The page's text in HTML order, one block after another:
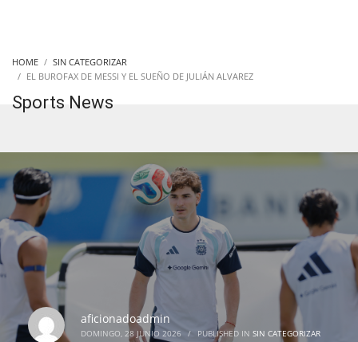
HOME
SIN CATEGORIZAR
EL BUROFAX DE MESSI Y EL SUEÑO DE JULIÁN ALVAREZ
Sports News
aficionadoadmin
DOMINGO, 28 JUNIO 2026 / PUBLISHED IN SIN CATEGORIZAR